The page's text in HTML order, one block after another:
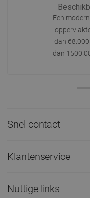
Een
dan
dan
Snel contact
Klantenservice
Nuttige links